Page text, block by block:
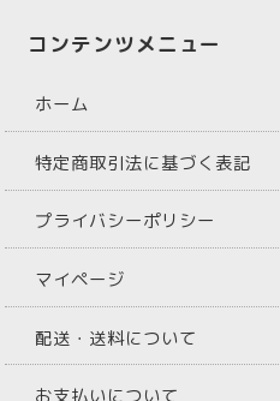
コンテンツメニュー
ホーム
特定商取引法に基づく表記
プライバシーポリシー
マイページ
配送・送料について